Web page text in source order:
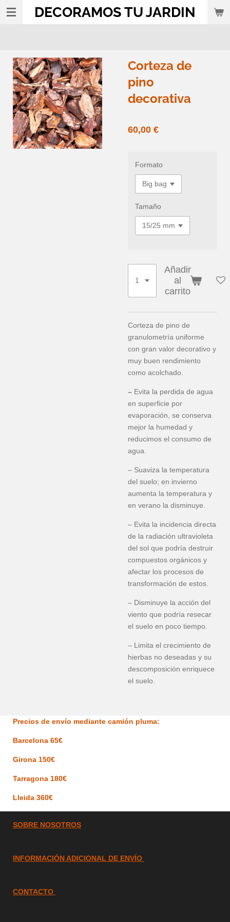
Ir
DECORAMOS TU JARDIN
Corteza de
pino
decorativa
60,00 €
Formato
Tamaño
Añadir
al
carrito
Corteza de pino de
granulometría uniforme
con gran valor decorativo y
muy buen rendimiento
como acolchado.
– Evita la perdida de agua
en superficie por
evaporación, se conserva
mejor la humedad y
reducimos el consumo de
agua.
– Suaviza la temperatura
del suelo; en invierno
aumenta la temperatura y
en verano la disminuye.
– Evita la incidencia directa
de la radiación ultravioleta
del sol que podría destruir
compuestos orgánicos y
afectar los procesos de
transformación de estos.
– Disminuye la acción del
viento que podría resecar
el suelo en poco tiempo.
– Limita el crecimiento de
hierbas no deseadas y su
descomposición enriquece
el suelo.
Precios de envío mediante camión pluma:
Barcelona 65€
Girona 150€
Tarragona 180€
Lleida 360€
SOBRE NOSOTROS
INFORMACIÓN ADICIONAL DE ENVÍO
CONTACTO